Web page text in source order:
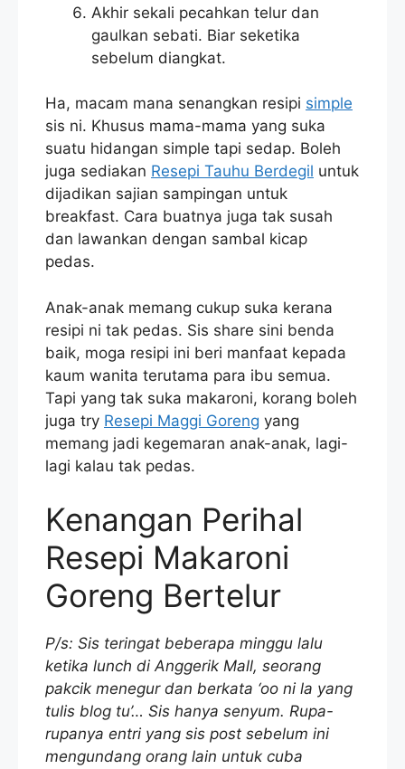
Akhir sekali pecahkan telur dan
gaulkan sebati. Biar seketika
sebelum diangkat.
Ha, macam mana senangkan resipi simple
sis ni. Khusus mama-mama yang suka
suatu hidangan simple tapi sedap. Boleh
juga sediakan Resepi Tauhu Berdegil untuk
dijadikan sajian sampingan untuk
breakfast. Cara buatnya juga tak susah
dan lawankan dengan sambal kicap
pedas.
Anak-anak memang cukup suka kerana
resipi ni tak pedas. Sis share sini benda
baik, moga resipi ini beri manfaat kepada
kaum wanita terutama para ibu semua.
Tapi yang tak suka makaroni, korang boleh
juga try Resepi Maggi Goreng yang
memang jadi kegemaran anak-anak, lagi-
lagi kalau tak pedas.
Kenangan Perihal
Resepi Makaroni
Goreng Bertelur
P/s: Sis teringat beberapa minggu lalu
ketika lunch di Anggerik Mall, seorang
pakcik menegur dan berkata ‘oo ni la yang
tulis blog tu’… Sis hanya senyum. Rupa-
rupanya entri yang sis post sebelum ini
mengundang orang lain untuk cuba